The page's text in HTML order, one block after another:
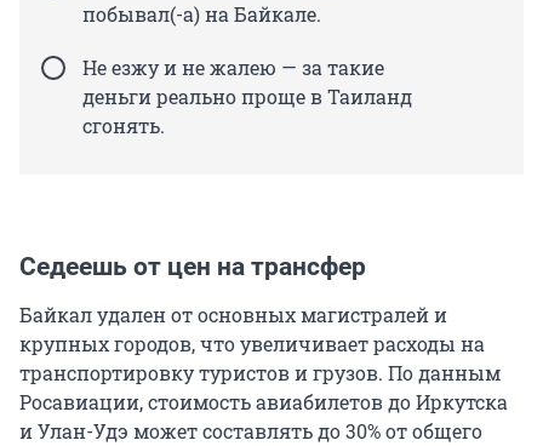
побывал(-а) на Байкале.
Не езжу и не жалею — за такие
деньги реально проще в Таиланд
сгонять.
Седеешь от цен на трансфер
Байкал удален от основных магистралей и
крупных городов, что увеличивает расходы на
транспортировку туристов и грузов. По данным
Росавиации, стоимость авиабилетов до Иркутска
и Улан-Удэ может составлять до 30% от общего